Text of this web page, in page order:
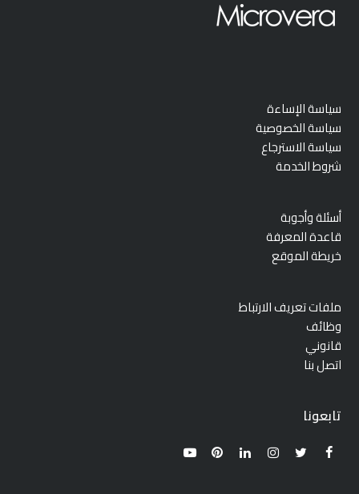
سياسة الإساءة
سياسة الخصوصية
سياسة الاسترجاع
شروط الخدمة
أسئلة وأجوبة
قاعدة المعرفة
خريطة الموقع
ملفات تعريف الارتباط
وظائف
قانوني
اتصل بنا
تابعونا
Facebook
Twitter
Instagram
LinkedIn
Pinterest
YouTube